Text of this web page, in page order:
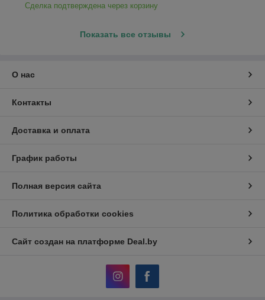
Сделка подтверждена через корзину
Показать все отзывы
О нас
Контакты
Доставка и оплата
График работы
Полная версия сайта
Политика обработки cookies
Сайт создан на платформе Deal.by